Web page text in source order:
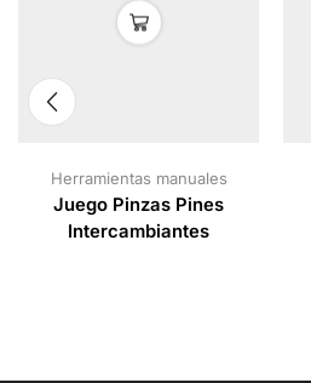
Herramientas manuales
Juego Pinzas Pines
Intercambiantes